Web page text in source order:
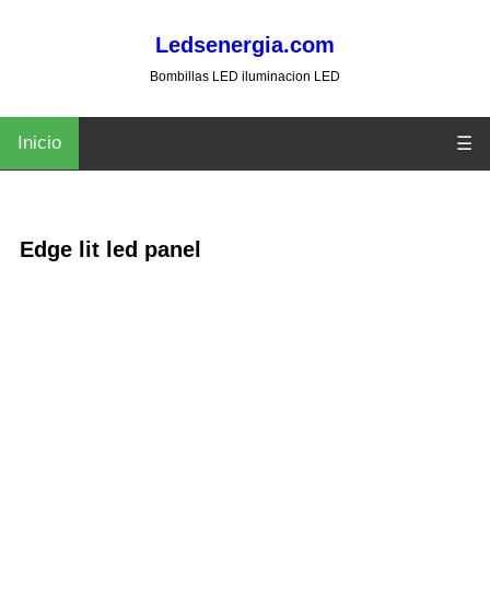
Ledsenergia.com
Bombillas LED iluminacion LED
Inicio ☰
Edge lit led panel